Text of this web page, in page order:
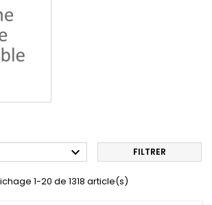
 FILTRER
1-20 de 1318 article(s)